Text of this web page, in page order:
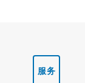
服务